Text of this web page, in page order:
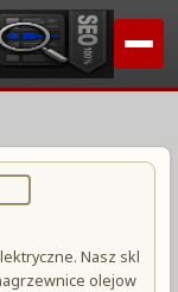
Nasz skl
olejow